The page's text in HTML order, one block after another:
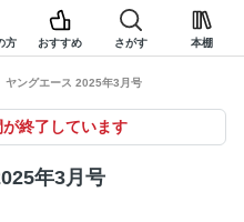
方 おすすめ さがす 本棚
ヤングエース 2025年3月号
終了しています
年3月号